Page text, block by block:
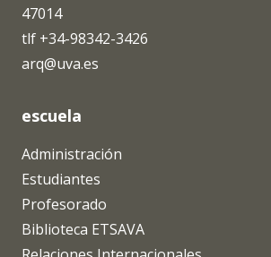
47014
tlf +34-98342-3426
arq@uva.es
escuela
Administración
Estudiantes
Profesorado
Biblioteca ETSAVA